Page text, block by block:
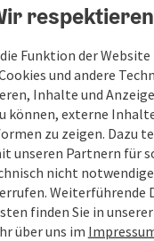
Funktion der
und andere
Inhalte und
können, externe
zu zeigen. Dazu
unseren Partnern für
nicht
Weiterführende
finden Sie in unserer
über uns im